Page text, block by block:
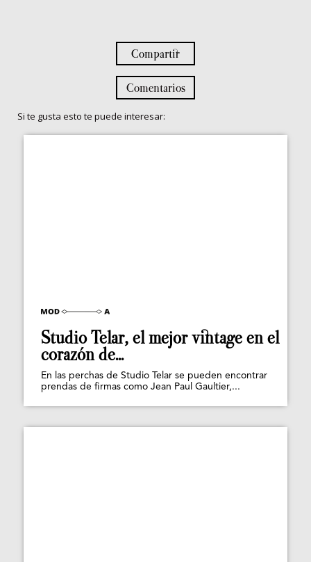
Compartir
Comentarios
Si te gusta esto te puede interesar:
Studio Telar, el mejor vintage en el
corazón de...
En las perchas de Studio Telar se pueden encontrar
prendas de firmas como Jean Paul Gaultier,...